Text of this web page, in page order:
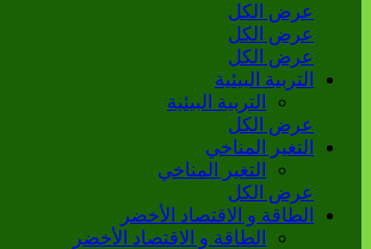
عرض الكل
عرض الكل
عرض الكل
التربية البيئية
التربية البيئية
عرض الكل
التغير المناخي
التغير المناخي
عرض الكل
الطاقة و الاقتصاد الأخضر
الطاقة و الاقتصاد الأخضر